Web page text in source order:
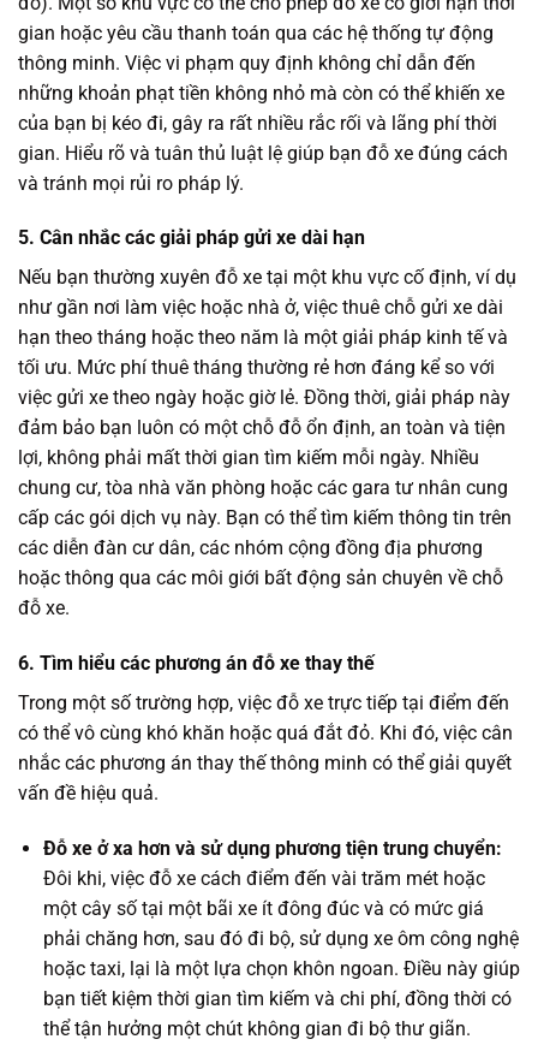
gian hoặc yêu cầu thanh toán qua các hệ thống tự động
thông minh. Việc vi phạm quy định không chỉ dẫn đến
những khoản phạt tiền không nhỏ mà còn có thể khiến xe
của bạn bị kéo đi, gây ra rất nhiều rắc rối và lãng phí thời
gian. Hiểu rõ và tuân thủ luật lệ giúp bạn đỗ xe đúng cách
và tránh mọi rủi ro pháp lý.
5. Cân nhắc các giải pháp gửi xe dài hạn
Nếu bạn thường xuyên đỗ xe tại một khu vực cố định, ví dụ
như gần nơi làm việc hoặc nhà ở, việc thuê chỗ gửi xe dài
hạn theo tháng hoặc theo năm là một giải pháp kinh tế và
tối ưu. Mức phí thuê tháng thường rẻ hơn đáng kể so với
việc gửi xe theo ngày hoặc giờ lẻ. Đồng thời, giải pháp này
đảm bảo bạn luôn có một chỗ đỗ ổn định, an toàn và tiện
lợi, không phải mất thời gian tìm kiếm mỗi ngày. Nhiều
chung cư, tòa nhà văn phòng hoặc các gara tư nhân cung
cấp các gói dịch vụ này. Bạn có thể tìm kiếm thông tin trên
các diễn đàn cư dân, các nhóm cộng đồng địa phương
hoặc thông qua các môi giới bất động sản chuyên về chỗ
đỗ xe.
6. Tìm hiểu các phương án đỗ xe thay thế
Trong một số trường hợp, việc đỗ xe trực tiếp tại điểm đến
có thể vô cùng khó khăn hoặc quá đắt đỏ. Khi đó, việc cân
nhắc các phương án thay thế thông minh có thể giải quyết
vấn đề hiệu quả.
Đỗ xe ở xa hơn và sử dụng phương tiện trung chuyển:
Đôi khi, việc đỗ xe cách điểm đến vài trăm mét hoặc
một cây số tại một bãi xe ít đông đúc và có mức giá
phải chăng hơn, sau đó đi bộ, sử dụng xe ôm công nghệ
hoặc taxi, lại là một lựa chọn khôn ngoan. Điều này giúp
bạn tiết kiệm thời gian tìm kiếm và chi phí, đồng thời có
thể tận hưởng một chút không gian đi bộ thư giãn.